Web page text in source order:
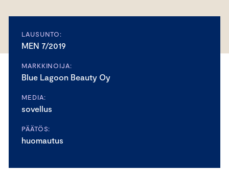
LAUSUNTO:
MEN 7/2019
MARKKINOIJA:
Blue Lagoon Beauty Oy
MEDIA:
sovellus
PÄÄTÖS:
huomautus